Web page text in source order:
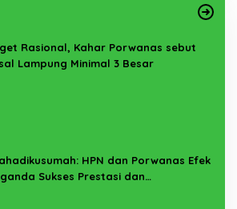
Rasional, Kahar Porwanas sebut
Lampung Minimal 3 Besar
HPN dan Porwanas Efek
Sukses Prestasi dan